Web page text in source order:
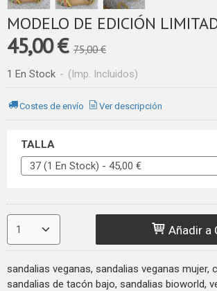
MODELO DE EDICIÓN
45,00 € 75,00 €
1 En Stock - (Imp. Incluidos)
Costes de envío Ver descripción
TALLA
Añadir a
sandalias veganas, sandalias veganas mujer,
sandalias de tacón bajo, sandalias bioworld,